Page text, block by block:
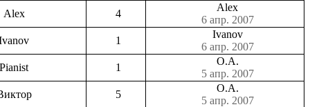
Alex
4
Alex
6 апр. 2007
1
Ivanov
6 апр. 2007
Pianist
1
О.А.
5 апр. 2007
5
О.А.
5 апр. 2007